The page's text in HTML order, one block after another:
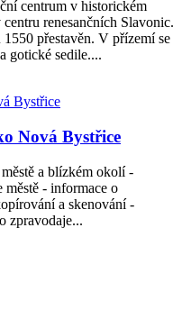
centrum v historickém
renesančních Slavonic.
přestavěn. V přízemí se
gotické sedile....
Nová Bystřice
a blízkém okolí -
- informace o
a skenování -
zpravodaje...